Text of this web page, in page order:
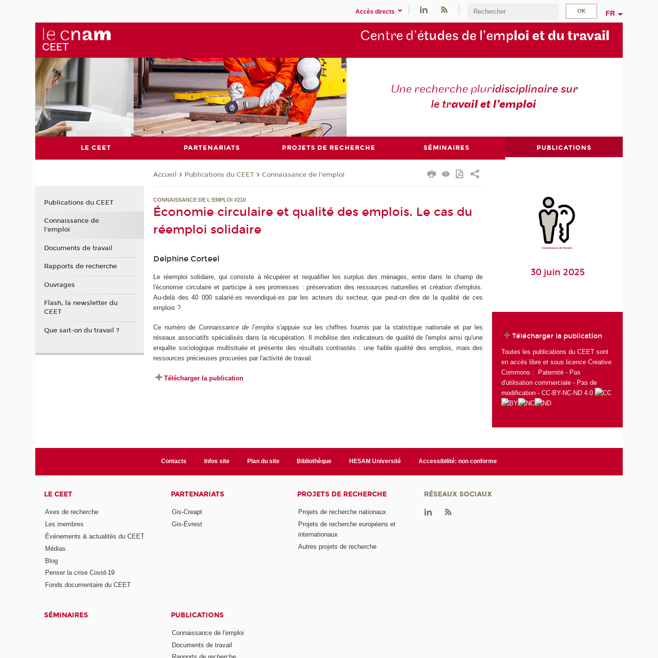
Accès directs FR
Centre d’études de l’emploi et du travail
Une recherche pluridisciplinaire sur
le travail et l’emploi
LE CEET PARTENARIATS PROJETS DE RECHERCHE SÉMINAIRES PUBLICATIONS
Accueil Publications du CEET Connaissance de l'emploi
CONNAISSANCE DE L'EMPLOI #210
Économie circulaire et qualité des emplois. Le cas du
réemploi solidaire
Delphine Corteel
Le réemploi solidaire, qui consiste à récupérer et requalifier les surplus des ménages, entre dans le champ de
l'économie circulaire et participe à ses promesses : préservation des ressources naturelles et création d'emplois.
Au-delà des 40 000 salarié·es revendiqué·es par les acteurs du secteur, que peut-on dire de la qualité de ces
emplois ?
Ce numéro de Connaissance de l’emplois'appuie sur les chiffres fournis par la statistique nationale et par les
réseaux associatifs spécialisés dans la récupération. Il mobilise des indicateurs de qualité de l'emploi ainsi qu'une
enquête sociologique multisituée et présente des résultats contrastés : une faible qualité des emplois, mais des
ressources précieuses procurées par l'activité de travail.
Télécharger la publication
30 juin 2025
Télécharger la publication
Toutes les publications du CEET sont
en accès libre et sous licence Creative
Commons : Paternité - Pas
d'utilisation commerciale - Pas de
modification - CC-BY-NC-ND 4.0
Publications du CEET
Connaissance de
l'emploi
Documents de travail
Rapports de recherche
Ouvrages
Flash, la newsletter du
CEET
Que sait-on du travail ?
Contacts Infos site Plan du site Bibliothèque HESAM Université Accessibilité: non conforme
LE CEET
Axes de recherche
Les membres
Événements & actualités du CEET
Médias
Blog
Penser la crise Covid-19
Fonds documentaire du CEET
PARTENARIATS
Gis-Creapt
Gis-Évrest
PROJETS DE RECHERCHE
Projets de recherche nationaux
Projets de recherche européens et
internationaux
Autres projets de recherche
SÉMINAIRES PUBLICATIONS
Connaissance de l'emploi
Documents de travail
RÉSEAUX SOCIAUX